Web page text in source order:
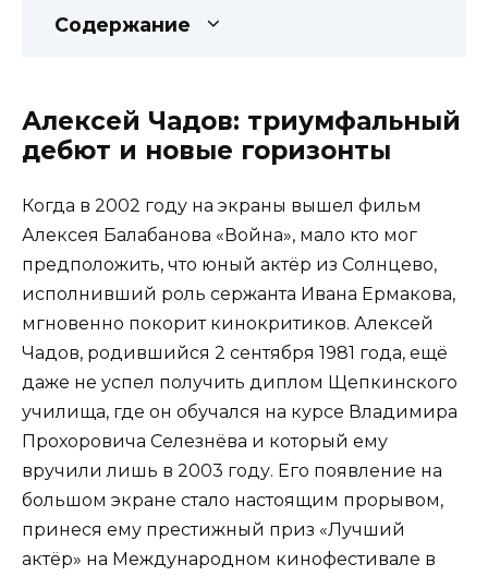
Содержание
Алексей Чадов: триумфальный
дебют и новые горизонты
Когда в 2002 году на экраны вышел фильм
Алексея Балабанова «Война», мало кто мог
предположить, что юный актёр из Солнцево,
исполнивший роль сержанта Ивана Ермакова,
мгновенно покорит кинокритиков. Алексей
Чадов, родившийся 2 сентября 1981 года, ещё
даже не успел получить диплом Щепкинского
училища, где он обучался на курсе Владимира
Прохоровича Селезнёва и который ему
вручили лишь в 2003 году. Его появление на
большом экране стало настоящим прорывом,
принеся ему престижный приз «Лучший
актёр» на Международном кинофестивале в